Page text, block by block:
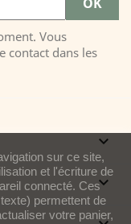
Vous
contact dans les


sur ce site,
et l'écriture de
connecté. Ces
permettent de
votre panier,